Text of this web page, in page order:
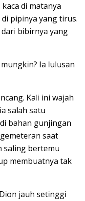
di matanya
pipinya yang tirus.
bibirnya yang
Ia lulusan
Kali ini wajah
salah satu
bahan gunjingan
saat
saling bertemu
membuatnya tak
jauh setinggi